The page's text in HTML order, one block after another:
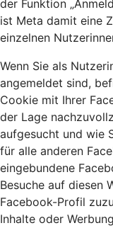
der Funktion
ist Meta damit eine
einzelnen
Wenn Sie als
angemeldet sind,
Cookie mit Ihrer
der Lage
aufgesucht und wie
für alle anderen
eingebundene
Besuche auf diesen
Facebook-Profil
Inhalte oder